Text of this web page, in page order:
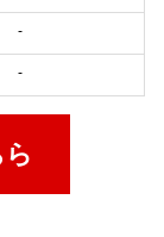
-
-